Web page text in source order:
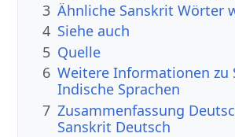
3 Ähnliche Sanskrit Wörter
4 Siehe auch
5 Quelle
6 Weitere Informationen zu
Indische Sprachen
7 Zusammenfassung
Sanskrit Deutsch